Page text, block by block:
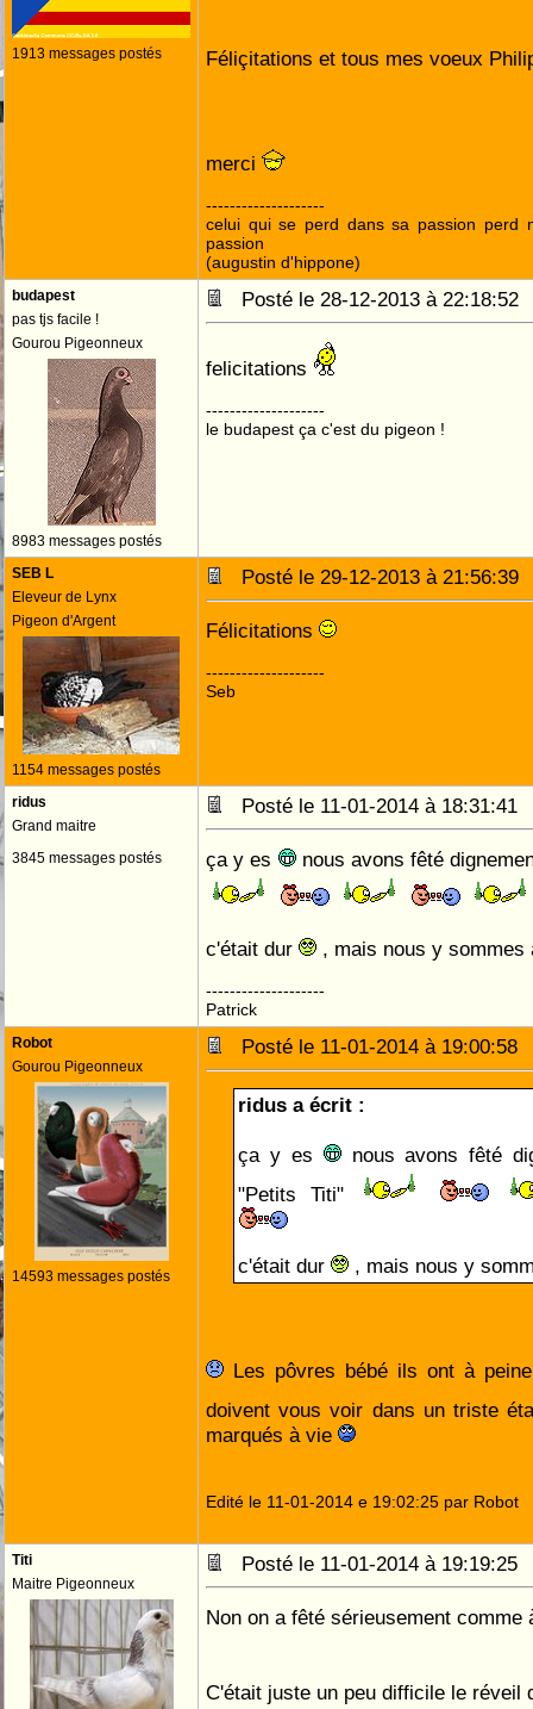
1913 messages postés Féliçitations et tous mes voeux
merci
--------------------
celui qui se perd dans sa passion perd
passion
(augustin d'hippone)
budapest
pas tjs facile !
Gourou Pigeonneux
8983 messages postés
Posté le 28-12-2013 à
felicitations
--------------------
le budapest ça c'est du pigeon !
SEB L
Eleveur de Lynx
Pigeon d'Argent
1154 messages postés
Posté le 29-12-2013 à
Félicitations
--------------------
Seb
ridus
Grand maitre
3845 messages postés
Posté le 11-01-2014 à
ça y es nous avons fêté
c'était dur , mais nous y
--------------------
Patrick
Robot
Gourou Pigeonneux
14593 messages postés
Posté le 11-01-2014 à
ridus a écrit :
ça y es
nous avons fêté
"Petits Titi"
c'était dur , mais nous y
Les pôvres bébé ils ont à
doivent vous voir dans un triste
marqués à vie
Edité le 11-01-2014 e 19:02:25 par Robot
Titi
Maitre Pigeonneux
Posté le 11-01-2014 à
Non on a fêté sérieusement
C'était juste un peu difficile le réveil